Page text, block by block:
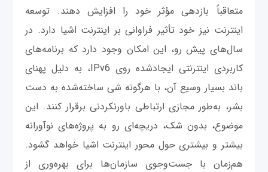
متعاقباً بازدهی مؤثر خود را افزایش دهند. توسعه
اینترنت نیز خود تأثیر فراوانی بر اینترنت اشیا دارد. در
سال‌های پیش رو، این امکان وجود دارد که برنامه‌های
کاربردی اینترنتی ایجادشده روی IPv6، به دلیل پهنای
باند بسیار وسیع آن، با هرگونه شی ساخته‌شده به دست
بشر، به‌طور مجازی ارتباطی باورنکردنی برقرار کنند. این
موضوع، بدون شک، دریچه‌ای رو به پروژه‌های نوآورانه
بیشتر و بیشتری حول محور اینترنت اشیا خواهد گشود.
هم‌زمان با جست‌وجوی سازمان‌ها برای بهره‌وری از